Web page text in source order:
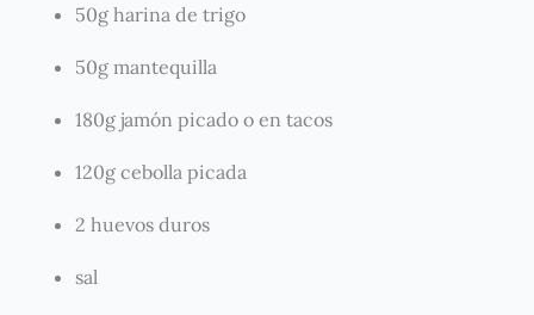
50g harina de trigo
50g mantequilla
180g jamón picado o en tacos
120g cebolla picada
2 huevos duros
sal